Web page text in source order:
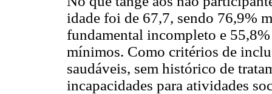
idade foi de 67,7, sendo 76,9%
fundamental incompleto e
mínimos. Como critérios de
saudáveis, sem histórico de
incapacidades para atividades